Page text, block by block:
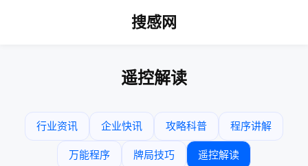
搜感网
遥控解读
行业资讯 企业快讯 攻略科普 程序讲解
万能程序 牌局技巧 遥控解读